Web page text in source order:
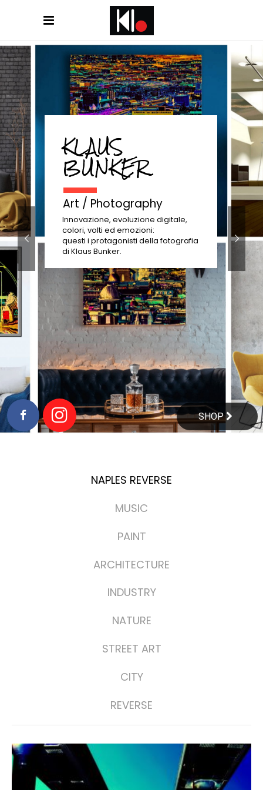
KLAUS
BUNKER
Art / Photography
Innovazione, evoluzione digitale,
colori, volti ed emozioni:
questi i protagonisti della fotografia
di Klaus Bunker.
SHOP
NAPLES REVERSE
MUSIC
PAINT
ARCHITECTURE
INDUSTRY
NATURE
STREET ART
CITY
REVERSE